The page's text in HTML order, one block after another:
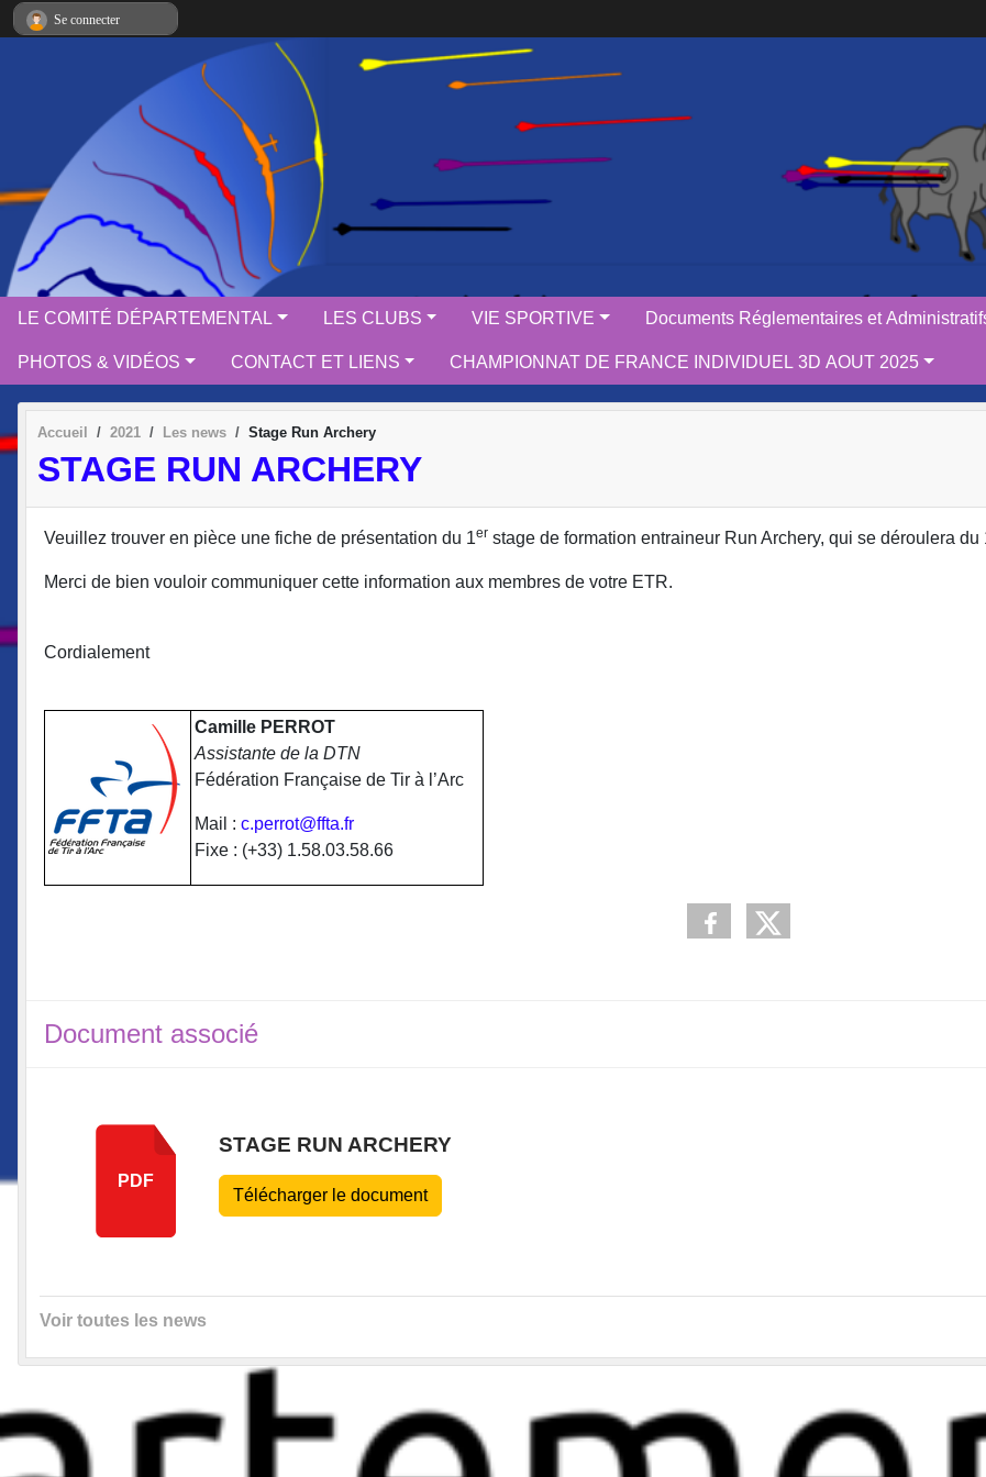
LE COMITÉ DÉPARTEMENTAL LES CLUBS VIE SPORTIVE Documents Réglementaires et
PHOTOS & VIDÉOS CONTACT ET LIENS CHAMPIONNAT DE FRANCE INDIVIDUEL 3D AOUT 2025
Accueil 2021 Les news Stage Run Archery
STAGE RUN ARCHERY
Veuillez trouver en pièce une fiche de présentation du 1er stage de formation entraineur Run Archery, qui se déroulera
Merci de bien vouloir communiquer cette information aux membres de votre ETR.
Cordialement
Camille PERROT
Assistante de la DTN
Fédération Française de Tir à l’Arc
Mail : c.perrot@ffta.fr
Fixe : (+33) 1.58.03.58.66
Document associé
PDF
STAGE RUN ARCHERY
Télécharger le document
Voir toutes les news
Se connecter
Panneau de gestion des cookies